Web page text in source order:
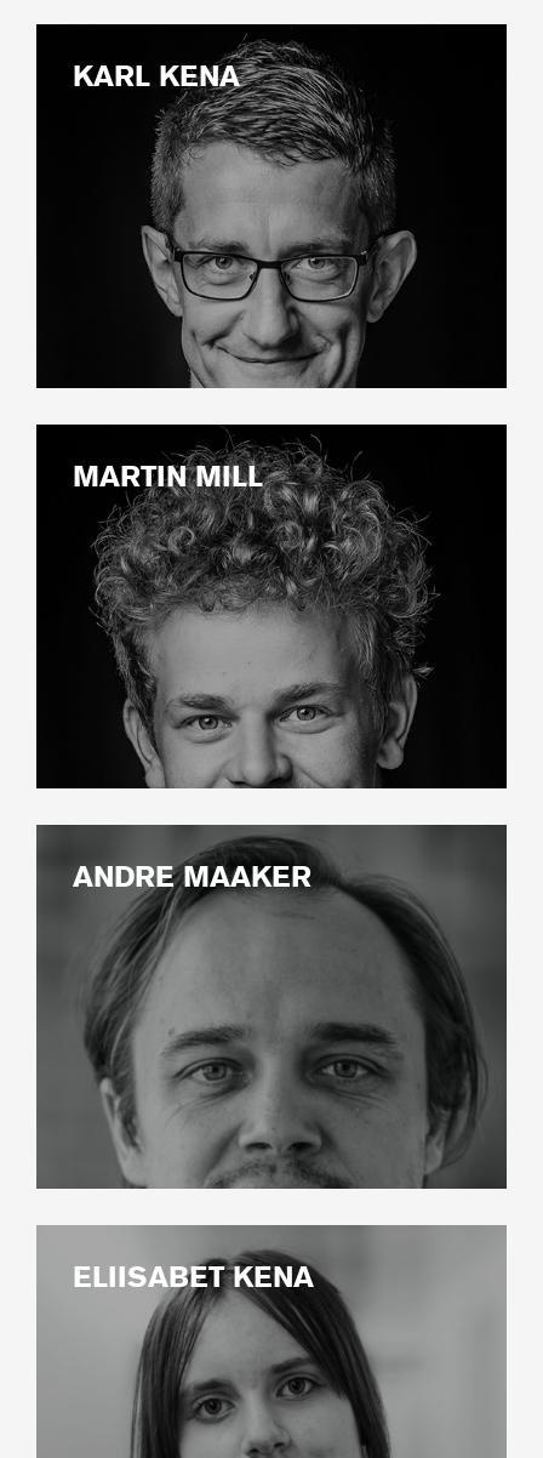
KARL KENA
MARTIN MILL
ANDRE MAAKER
ELIISABET KENA